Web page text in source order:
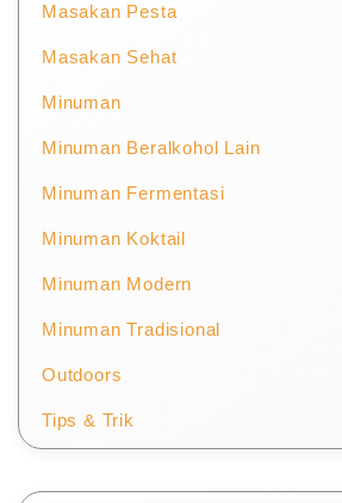
Masakan Pesta
Masakan Sehat
Minuman
Minuman Beralkohol Lain
Minuman Fermentasi
Minuman Koktail
Minuman Modern
Minuman Tradisional
Outdoors
Tips & Trik